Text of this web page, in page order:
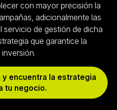
con mayor precisión la
adicionalmente las
servicio de gestión de dicha
que garantice la
encuentra la estrategia
tu negocio.